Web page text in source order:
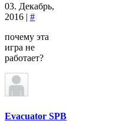
03. Декабрь,
2016 | #
почему эта
игра не
работает?
Evacuator SPB